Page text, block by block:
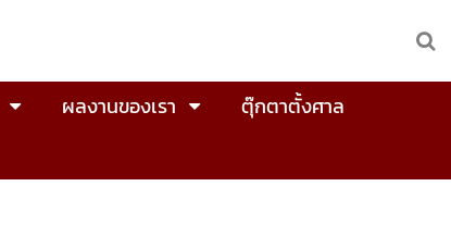
ผลงานของเรา
ตุ๊กตาตั้งศาล